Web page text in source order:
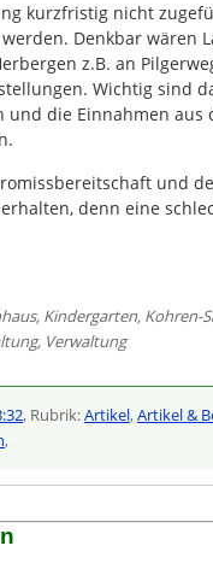
kurzfristig nicht
Denkbar wären
z.B. an
Wichtig sind
die Einnahmen aus
und
denn eine
, Kindergarten, Kohren-
, Verwaltung
, Rubrik:Artikel,Artikel &
,